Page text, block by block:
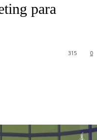
para
0
315